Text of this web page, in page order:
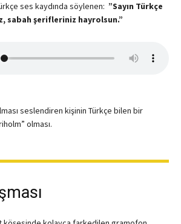
ses kaydında söylenen: ”Sayın Türkçe
sabah şerifleriniz hayrolsun.”
seslendiren kişinin Türkçe bilen bir
olması.